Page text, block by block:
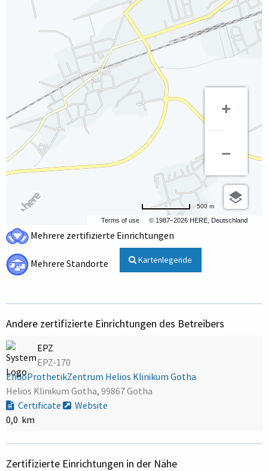
Terms of use © 1987–2026 HERE, Deutschland
500 m
Mehrere zertifizierte Einrichtungen
Mehrere Standorte Kartenlegende
Andere zertifizierte Einrichtungen des Betreibers
EPZ
EPZ-170
EndoProthetikZentrum Helios Klinikum Gotha
Helios Klinikum Gotha, 99867 Gotha
Certificate
Website
0,0 km
Zertifizierte Einrichtungen in der Nähe